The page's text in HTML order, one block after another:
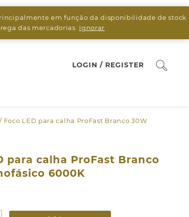
em função da disponibilidade de stock
das mercadorias. Ignorar
LOGIN / REGISTER
/ Foco LED para calha ProFast Branco 30W
para calha ProFast Branco
6000K